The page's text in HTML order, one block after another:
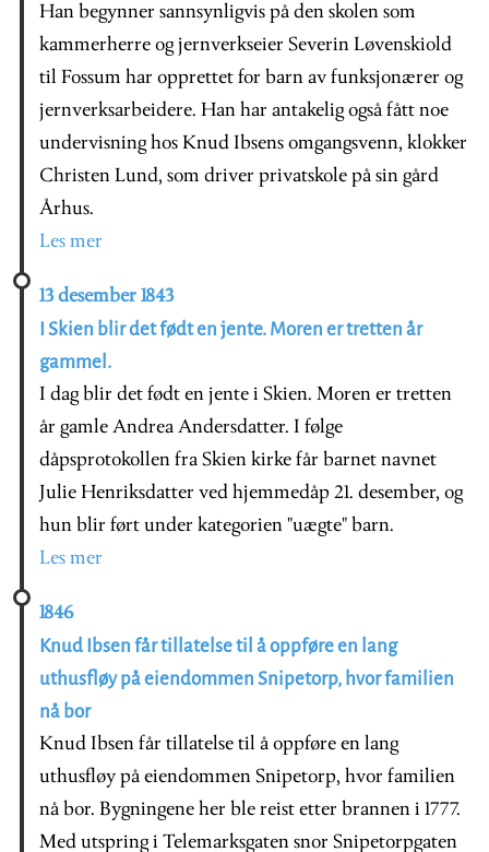
Han begynner sannsynligvis på den skolen som
kammerherre og jernverkseier Severin Løvenskiold
til Fossum har opprettet for barn av funksjonærer og
jernverksarbeidere. Han har antakelig også fått noe
undervisning hos Knud Ibsens omgangsvenn, klokker
Christen Lund, som driver privatskole på sin gård
Århus.
Les mer
13 desember 1843
I Skien blir det født en jente. Moren er tretten år
gammel.
I dag blir det født en jente i Skien. Moren er tretten
år gamle Andrea Andersdatter. I følge
dåpsprotokollen fra Skien kirke får barnet navnet
Julie Henriksdatter ved hjemmedåp 21. desember, og
hun blir ført under kategorien "uægte" barn.
Les mer
1846
Knud Ibsen får tillatelse til å oppføre en lang
uthusfløy på eiendommen Snipetorp, hvor familien
nå bor
Knud Ibsen får tillatelse til å oppføre en lang
uthusfløy på eiendommen Snipetorp, hvor familien
nå bor. Bygningene her ble reist etter brannen i 1777.
Med utspring i Telemarksgaten snor Snipetorpgaten